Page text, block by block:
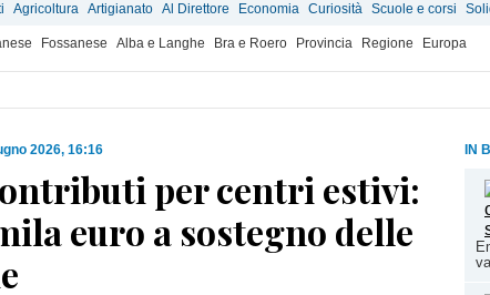
Agricoltura Artigianato Al Direttore Economia Curiosità Scuole e corsi
Fossanese Alba e Langhe Bra e Roero Provincia Regione Europa
IN
2026, 16:16
per centri estivi:
euro a sostegno delle